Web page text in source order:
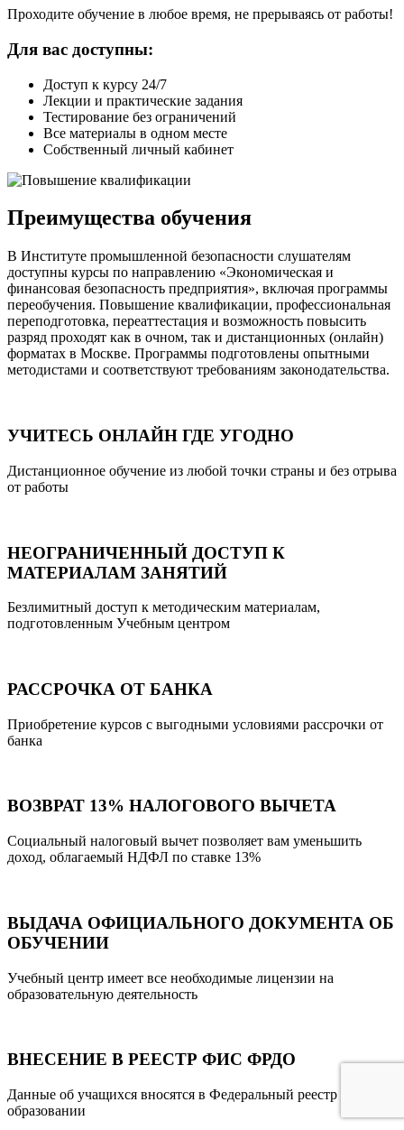
Проходите обучение в любое время, не прерываясь от работы!
Для вас доступны:
Доступ к курсу 24/7
Лекции и практические задания
Тестирование без ограничений
Все материалы в одном месте
Собственный личный кабинет
Преимущества обучения
В Институте промышленной безопасности слушателям
доступны курсы по направлению «Экономическая и
финансовая безопасность предприятия», включая программы
переобучения. Повышение квалификации, профессиональная
переподготовка, переаттестация и возможность повысить
разряд проходят как в очном, так и дистанционных (онлайн)
форматах в Москве. Программы подготовлены опытными
методистами и соответствуют требованиям законодательства.
УЧИТЕСЬ ОНЛАЙН ГДЕ УГОДНО
Дистанционное обучение из любой точки страны и без отрыва
от работы
НЕОГРАНИЧЕННЫЙ ДОСТУП К
МАТЕРИАЛАМ ЗАНЯТИЙ
Безлимитный доступ к методическим материалам,
подготовленным Учебным центром
РАССРОЧКА ОТ БАНКА
Приобретение курсов с выгодными условиями рассрочки от
банка
ВОЗВРАТ 13% НАЛОГОВОГО ВЫЧЕТА
Социальный налоговый вычет позволяет вам уменьшить
доход, облагаемый НДФЛ по ставке 13%
ВЫДАЧА ОФИЦИАЛЬНОГО ДОКУМЕНТА ОБ
ОБУЧЕНИИ
Учебный центр имеет все необходимые лицензии на
образовательную деятельность
ВНЕСЕНИЕ В РЕЕСТР ФИС ФРДО
Данные об учащихся вносятся в Федеральный реестр об
образовании